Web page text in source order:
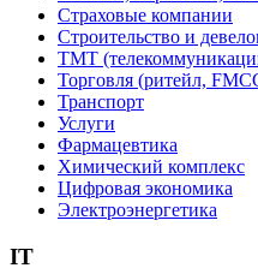
Страховые компании
Строительство и
ТМТ
Торговля (ритейл,
Транспорт
Услуги
Фармацевтика
Химический комплекс
Цифровая экономика
Электроэнергетика
IT